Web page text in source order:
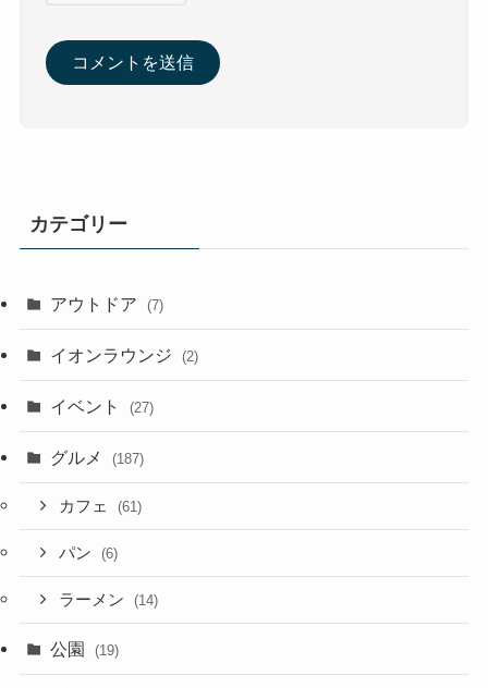
カテゴリー
アウトドア (7)
イオンラウンジ (2)
イベント (27)
グルメ (187)
カフェ (61)
パン (6)
ラーメン (14)
公園 (19)